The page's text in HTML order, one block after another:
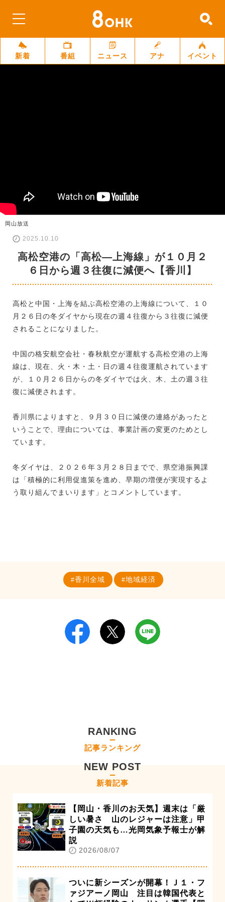
新着 番組 ニュース アナ イベント
岡山放送
2025.10.10
高松空港の「高松―上海線」が１０月２
６日から週３往復に減便へ【香川】
高松と中国・上海を結ぶ高松空港の上海線について、１０
月２６日の冬ダイヤから現在の週４往復から３往復に減便
されることになりました。
中国の格安航空会社・春秋航空が運航する高松空港の上海
線は、現在、火・木・土・日の週４往復運航されています
が、１０月２６日からの冬ダイヤでは火、木、土の週３往
復に減便されます。
香川県によりますと、９月３０日に減便の連絡があったと
いうことで、理由については、事業計画の変更のためとし
ています。
冬ダイヤは、２０２６年３月２８日までで、県空港振興課
は「積極的に利用促進策を進め、早期の増便が実現するよ
う取り組んでまいります」とコメントしています。
香川全域 地域経済
RANKING
記事ランキング
NEW POST
新着記事
【岡山・香川のお天気】週末は「厳
しい暑さ 山のレジャーは注意」甲
子園の天気も…光岡気象予報士が解
説
2026/08/07
ついに新シーズンが開幕！Ｊ１・フ
ァジアーノ岡山 注目は韓国代表と